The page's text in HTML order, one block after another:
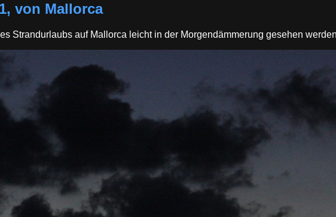
von Mallorca
Strandurlaubs auf Mallorca leicht in der Morgendämmerung gesehen